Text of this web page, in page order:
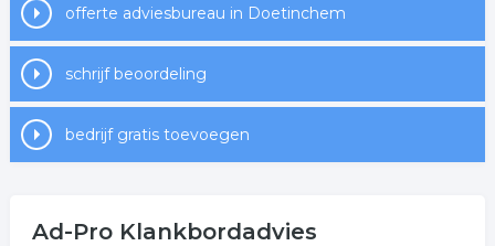
offerte adviesbureau in Doetinchem
schrijf beoordeling
bedrijf gratis toevoegen
Ad-Pro Klankbordadvies